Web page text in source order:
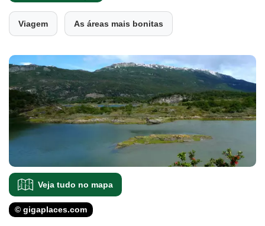
Viagem As áreas mais bonitas
Veja tudo no mapa
© gigaplaces.com